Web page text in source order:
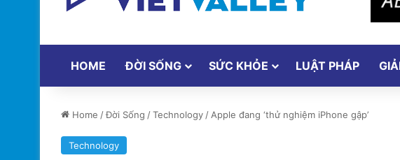
HOME ĐỜI SỐNG SỨC KHỎE LUẬT PHÁP
Home /Đời Sống /Technology/Apple đang ‘thử nghiệm iPhone gập’
Technology